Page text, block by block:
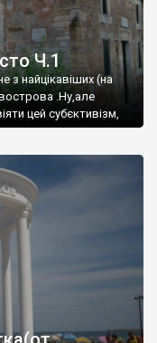
Ч.1
з найцікавіших (на
.Ну,але
цей субєктивізм,